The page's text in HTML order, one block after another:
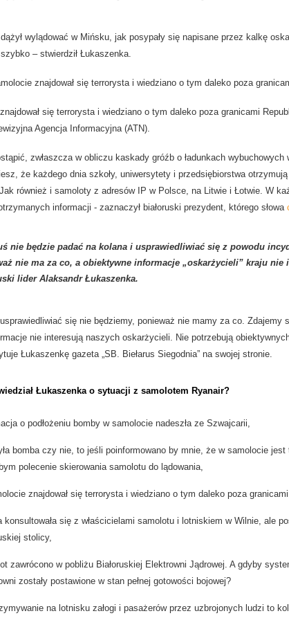
wylądować w Mińsku, jak posypały się napisane przez kalkę
– stwierdził Łukaszenka.
znajdował się terrorysta i wiedziano o tym daleko poza
się terrorysta i wiedziano o tym daleko poza granicami
Agencja Informacyjna (ATN).
zwłaszcza w obliczu kaskady gróźb o ładunkach
że każdego dnia szkoły, uniwersytety i przedsiębiorstwa otrzymują
również i samoloty z adresów IP w Polsce, na Litwie i Łotwie. W
informacji - zaznaczył białoruski prezydent, którego słowa
nie będzie padać na kolana i usprawiedliwiać się z powodu
nie ma za co, a obiektywne informacje „oskarżycieli” kraju nie
lider Alaksandr Łukaszenka.
się nie będziemy, ponieważ nie mamy za co. Zdajemy
nie interesują naszych oskarżycieli. Nie potrzebują
Łukaszenkę gazeta „SB. Biełarus Siegodnia” na swojej stronie.
Łukaszenka o sytuacji z samolotem Ryanair?
o podłożeniu bomby w samolocie nadeszła ze Szwajcarii,
bomba czy nie, to jeśli poinformowano by mnie, że w samolocie
polecenie skierowania samolotu do lądowania,
znajdował się terrorysta i wiedziano o tym daleko poza granicami
konsultowała się z właścicielami samolotu i lotniskiem w Wilnie, ale
stolicy,
zawrócono w pobliżu Białoruskiej Elektrowni Jądrowej. A gdyby
zostały postawione w stan pełnej gotowości bojowej?
na lotnisku załogi i pasażerów przez uzbrojonych ludzi to